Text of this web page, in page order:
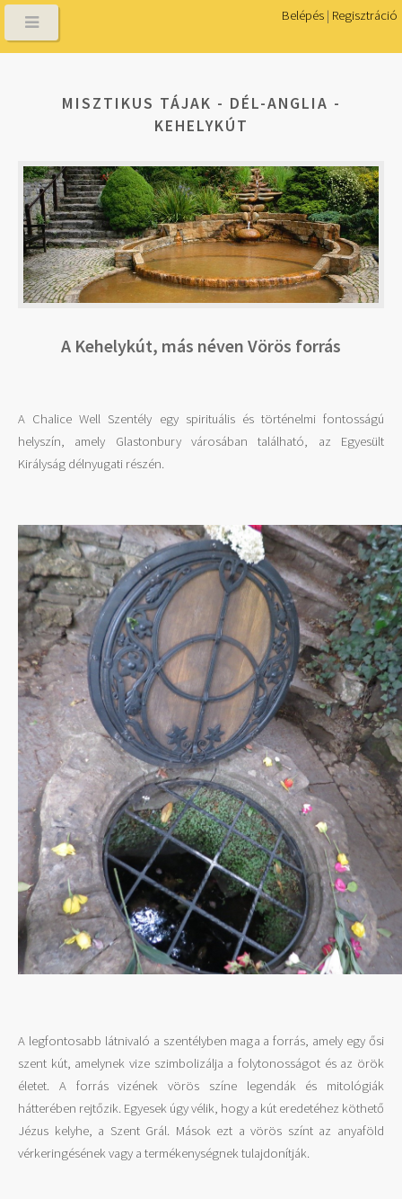
Belépés | Regisztráció
MISZTIKUS TÁJAK - DÉL-ANGLIA -
KEHELYKÚT
A Kehelykút, más néven Vörös forrás
A Chalice Well Szentély egy spirituális és történelmi fontosságú
helyszín, amely Glastonbury városában található, az Egyesült
Királyság délnyugati részén.
A legfontosabb látnivaló a szentélyben maga a forrás, amely egy ősi
szent kút, amelynek vize szimbolizálja a folytonosságot és az örök
életet. A forrás vizének vörös színe legendák és mitológiák
hátterében rejtőzik. Egyesek úgy vélik, hogy a kút eredetéhez köthető
Jézus kelyhe, a Szent Grál. Mások ezt a vörös színt az anyaföld
vérkeringésének vagy a termékenységnek tulajdonítják.